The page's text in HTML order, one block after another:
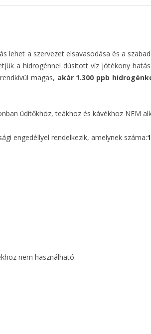
lehet a szervezet elsavasodása és a
a hidrogénnel dúsított víz jótékony
magas, akár 1.300 ppb
üdítőkhöz, teákhoz és kávékhoz NEM
engedéllyel rendelkezik, amelynek száma:
nem használható.